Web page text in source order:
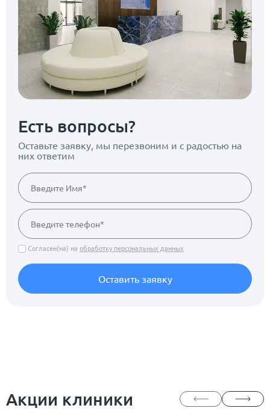
Есть вопросы?
Оставьте заявку, мы перезвоним и с радостью на
них ответим
Согласен(на) на обработку персональных данных
Оставить заявку
Акции клиники